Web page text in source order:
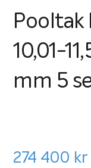
Pooltak
10,01-
mm 5
274 400 kr